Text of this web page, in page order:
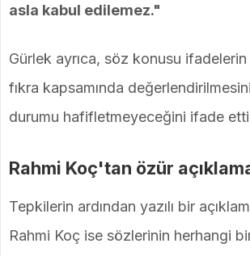
asla kabul edilemez."
Gürlek ayrıca, söz konusu
fıkra kapsamında
durumu hafifletmeyeceğini ifade
Rahmi Koç'tan özür
Tepkilerin ardından yazılı bir
Rahmi Koç ise sözlerinin herhangi